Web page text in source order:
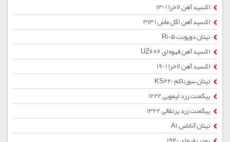
اکسید آهن (اخرا) 130
اکسید آهن (گل ماش) 313
تیتان دوپونت R105
اکسید آهن قهوه ای UZ686
اکسید آهن (اخرا) 190
تیتان سورناکم KS220
پیگمنت زرد لیمویی 1222
پیگمنت زرد پرتقالی 1322
تیتان آناتاس A1